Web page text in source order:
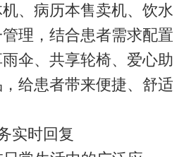
、病历本售卖机、饮水
理，结合患者需求配置
伞、共享轮椅、爱心助
给患者带来便捷、舒适
实时回复